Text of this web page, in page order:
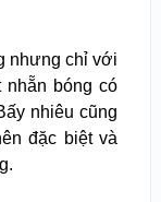
nhưng chỉ với
nhẵn bóng có
nhiêu cũng
đặc biệt và